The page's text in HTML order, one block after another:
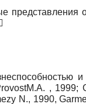
представления
,
N., 1990,